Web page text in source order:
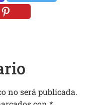
no será publicada.